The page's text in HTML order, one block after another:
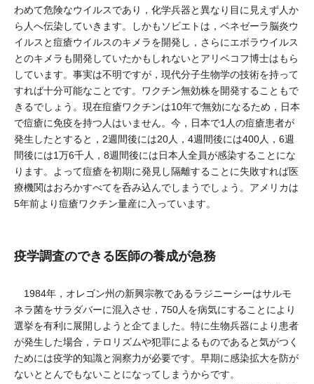
わめて危険なウイルスであり，化学兵器と異なり目に見えず人か
ら人へ伝染していきます。しかもソビエトは，ベネゼーラ脳炎ウ
イルスと痘瘡ウイルスのキメラを開発し，さらにエボラウイルス
とのキメラも開発していたかもしれないとアリベコフ博士はもら
しています。事実は不明ですが，現代分子生物学の技術を持って
すれば十分可能なことです。ワクチン無効株を開発することもで
きるでしょう。現在痘瘡ワクチンは10年で無効になるため，日本
で痘瘡に免疫を持つ人はいません。今，日本で1人の痘瘡患者が
発生したとすると，2週間後には20人，4週間後には400人，6週
間後には1万6千人，8週間後には日本人全員が感染することにな
ります。よって痘瘡を初期に発見し隔離することに失敗すれば医
療機関はおろかすべてを呑み込んでしまうでしょう。アメリカは
5年前より痘瘡ワクチン量産に入っています。
疫学調査のできる医師の養成が急務
1984年，オレゴン州の新興宗教であるラジニーシーはサルモ
ネラ菌をサラダバーに混入させ，750人を病気にすることにより
選挙を有利に展開しようと企てました。特に生物兵器により患者
が発生した場合，テロリズムや犯罪によるものであると気がつく
ためには疫学的知識と洞察力が必要です。早期に感染拡大を防が
ないととんでもないことになってしまうからです。